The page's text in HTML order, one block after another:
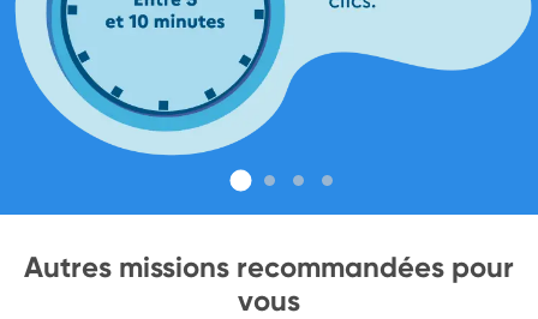
Autres missions recommandées pour
vous